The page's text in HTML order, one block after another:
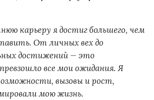
карьеру я достиг большего, чем
От личных вех до
достижений — это
все мои ожидания. Я
вызовы и рост,
мою жизнь.